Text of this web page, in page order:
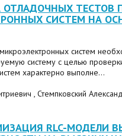
ТЕСТОВ
СИСТЕМ НА
систем
систему с целью
характерно выполне...
, Стемпковский
RLC-МОДЕЛИ